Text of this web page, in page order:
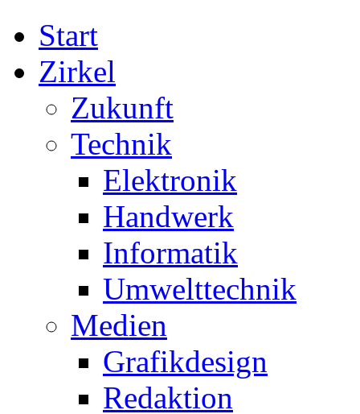
Start
Zirkel
Zukunft
Technik
Elektronik
Handwerk
Informatik
Umwelttechnik
Medien
Grafikdesign
Redaktion